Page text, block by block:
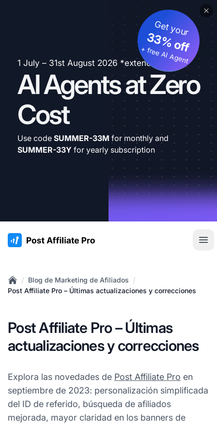
1 July – 31st August 2026 *extended
AI Agents at Zero
Cost
Get your
33% off
+ free AI Agent
Use code SUMMER-33M for monthly and
SUMMER-33Y for yearly subscription
:site.title
Home
/ Blog de Marketing de Afiliados /
Post Affiliate Pro – Últimas actualizaciones y correcciones
Post Affiliate Pro – Últimas
actualizaciones y correcciones
Explora las novedades de Post Affiliate Pro en
septiembre de 2023: personalización simplificada
del ID de referido, búsqueda de afiliados
mejorada, mayor claridad en los banners de